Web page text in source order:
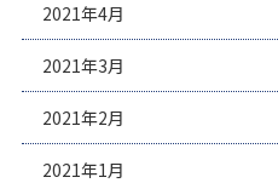
2021年4月
2021年3月
2021年2月
2021年1月